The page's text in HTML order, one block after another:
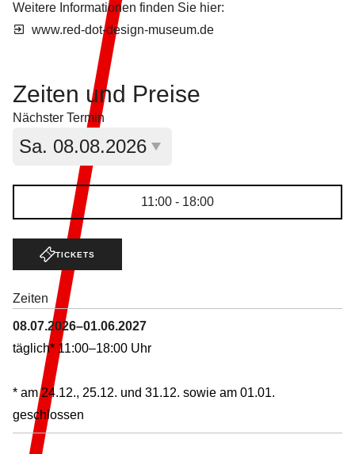
Weitere Informationen finden Sie hier:
www.red-dot-design-museum.de
Zeiten und Preise
Nächster Termin
Aktuell ausgewähltes Datum:
Sa. 08.08.2026
11:00 - 18:00
TICKETS
Zeiten
08.07.2026–01.06.2027
täglich* 11:00–18:00 Uhr
* am 24.12., 25.12. und 31.12. sowie am 01.01.
geschlossen